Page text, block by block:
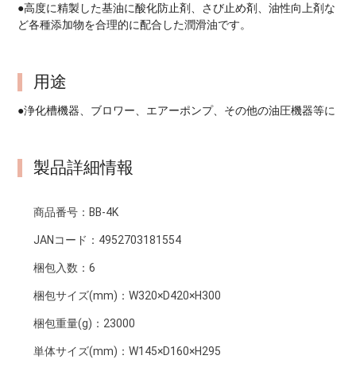
●高度に精製した基油に酸化防止剤、さび止め剤、油性向上剤な
ど各種添加物を合理的に配合した潤滑油です。
用途
●浄化槽機器、ブロワー、エアーポンプ、その他の油圧機器等に
製品詳細情報
商品番号： BB-4K
JANコード： 4952703181554
梱包入数：6
梱包サイズ(mm)：W320×D420×H300
梱包重量(g)： 23000
単体サイズ(mm)：W145×D160×H295